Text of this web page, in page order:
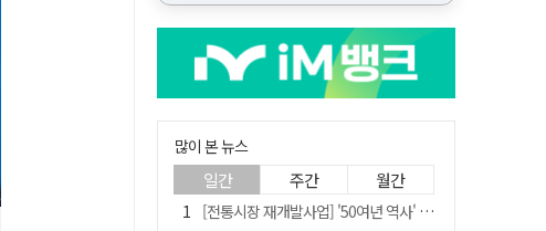
많이 본 뉴스
일간 주간 월간
[전통시장 재개발사업] '50여년 역사' 수성시장 자리에 25층 주상복합 들어선다